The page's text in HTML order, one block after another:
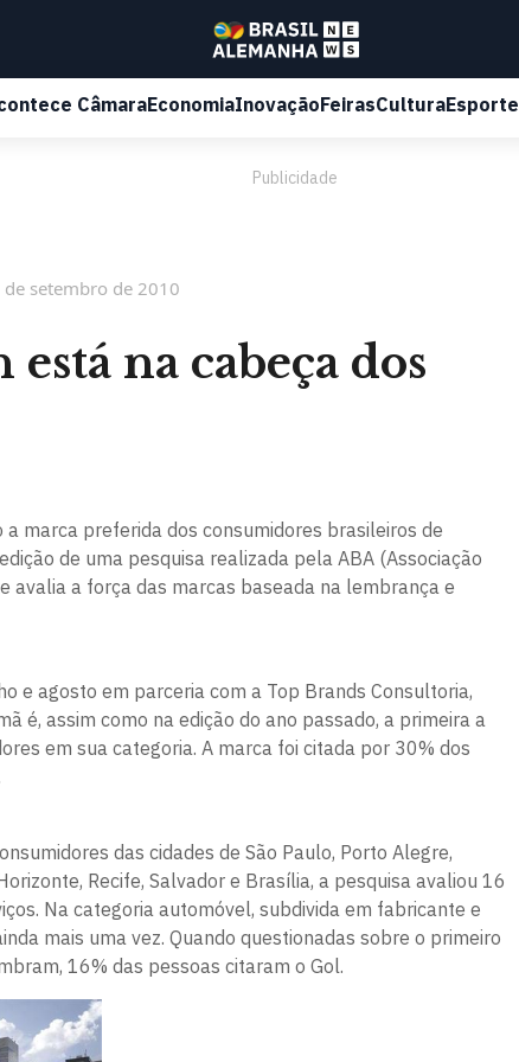
CâmaraEconomiaInovaçãoFeirasCulturaEsporte
Publicidade
de setembro de 2010
na cabeça dos
marca preferida dos consumidores brasileiros de
de uma pesquisa realizada pela ABA (Associação
avalia a força das marcas baseada na lembrança e
e agosto em parceria com a Top Brands Consultoria,
é, assim como na edição do ano passado, a primeira a
em sua categoria. A marca foi citada por 30% dos
das cidades de São Paulo, Porto Alegre,
Recife, Salvador e Brasília, a pesquisa avaliou 16
Na categoria automóvel, subdivida em fabricante e
mais uma vez. Quando questionadas sobre o primeiro
16% das pessoas citaram o Gol.